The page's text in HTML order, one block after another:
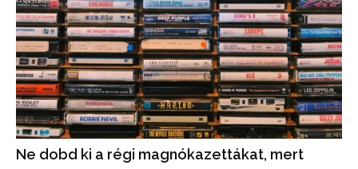
Ne dobd ki a régi magnókazettákat, mert